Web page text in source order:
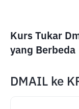
Kurs Tukar
yang Berbeda
DMAIL ke